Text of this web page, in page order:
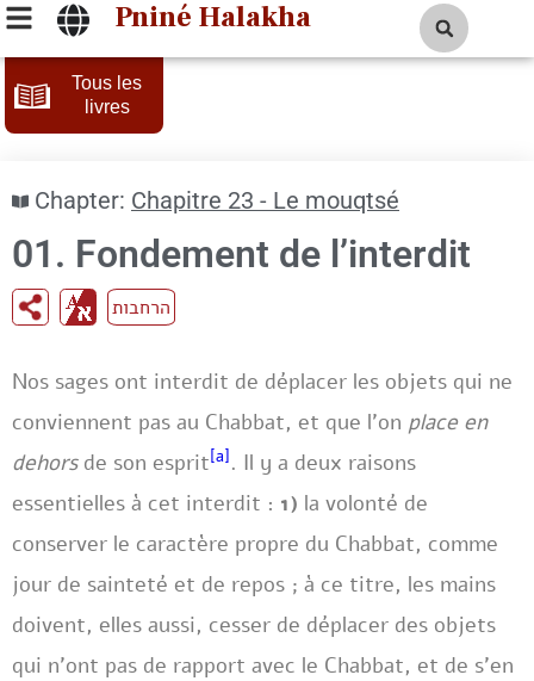
Pniné Halakha
Tous les
livres
Chapter: Chapitre 23 - Le mouqtsé
01. Fondement de l’interdit
הרחבות
Nos sages ont interdit de déplacer les objets qui ne
conviennent pas au Chabbat, et que l’on place en
dehorsde son esprit[a] . Il y a deux raisons
essentielles à cet interdit : 1) la volonté de
conserver le caractère propre du Chabbat, comme
jour de sainteté et de repos ; à ce titre, les mains
doivent, elles aussi, cesser de déplacer des objets
qui n’ont pas de rapport avec le Chabbat, et de s’en